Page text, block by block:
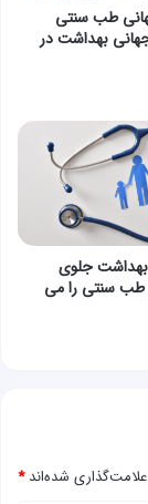
طب سنتی
بهداشت در
جلوی
طب سنتی را می
شده‌اند*